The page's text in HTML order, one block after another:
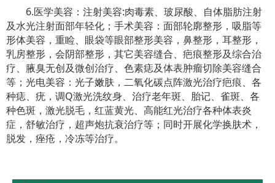
6.医学美容：注射美容:肉毒素、玻尿酸、自体脂肪注射
及水光注射面部年轻化；手术美容：面部轮廓整形，吸脂等
形体美容，重睑、眼袋等眼部整形美容，鼻整形，耳整形，
乳房整形，会阴部整形，其它美容缝合、疤痕整形及综合治
疗、腋臭无创及微创治疗、色素痣及体表肿瘤切除美容缝合
等；光电美容：光子嫩肤，二氧化碳点阵激光治疗疤痕、各
种痣、疣，调Q激光洗纹身、治疗老年斑、胎记、雀斑、各
种色斑，激光脱毛，红蓝黄光、高能红光治疗各种体表炎
症，舒敏治疗，超声炮抗衰治疗等；同时开展化学换肤术，
脱发，痤疮，冷冻等治疗。